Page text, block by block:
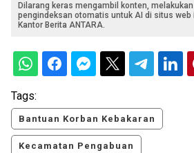
Dilarang keras mengambil konten,
pengindeksan otomatis untuk AI di situs
Kantor Berita ANTARA.
Tags:
Bantuan Korban Kebakaran
Kecamatan Pengabuan